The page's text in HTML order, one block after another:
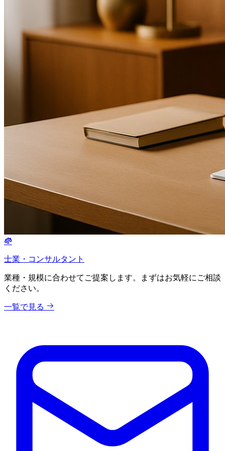
士業・コンサルタント
業種・規模に合わせてご提案します。まずはお気軽にご相談
ください。
一覧で見る